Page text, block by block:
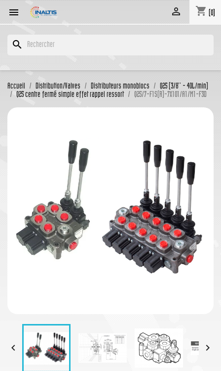
 shopping_cart (0)

search
Accueil Distribution/Valves Distributeurs monoblocs
Q25 (3/8'' - 40L/min)
Q25 centre fermé simple effet rappel ressort
Q25/7-F1S(R)-7X101/A1/M1-F3D
 